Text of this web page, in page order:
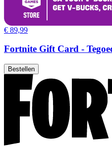
€ 89,99
Fortnite Gift Card -
Bestellen